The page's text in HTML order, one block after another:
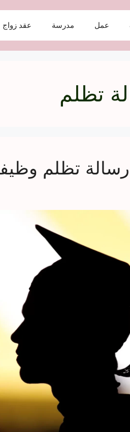
عمل مدرسة عقد زواج
تظلم
تظلم